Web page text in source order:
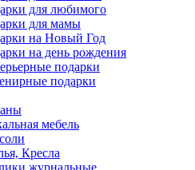
для любимого
для мамы
на Новый Год
на день рождения
подарки
подарки
мебель
Кресла
журнальные